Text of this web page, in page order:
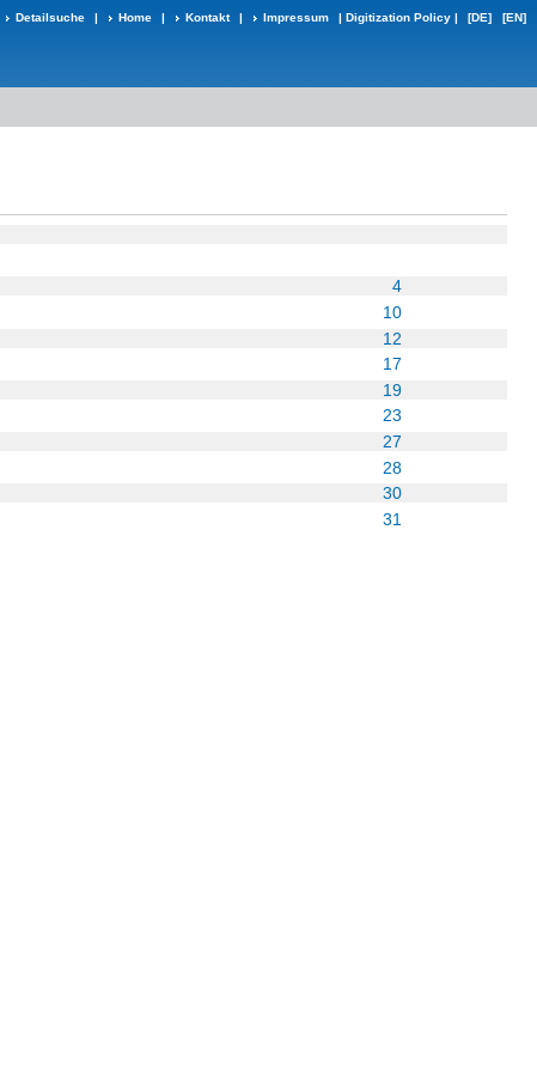
Detailsuche | Home | Kontakt | Impressum | Digitization Policy | [DE] [EN]
4
10
12
17
19
23
27
28
30
31